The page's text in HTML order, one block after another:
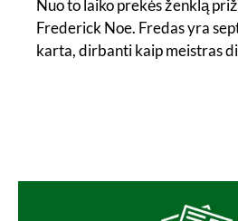
Nuo to laiko prekės ženklą
Frederick Noe. Fredas yra
karta, dirbanti kaip meistras